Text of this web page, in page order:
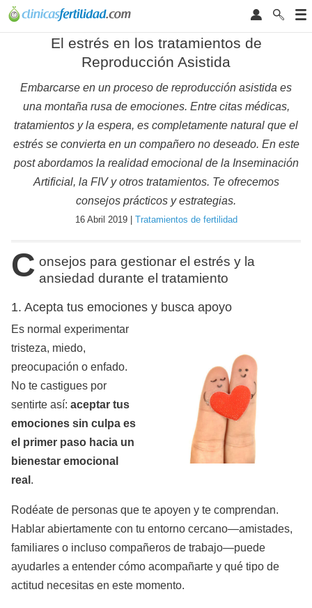
El estrés en los tratamientos de
Reproducción Asistida
Embarcarse en un proceso de reproducción asistida es
una montaña rusa de emociones. Entre citas médicas,
tratamientos y la espera, es completamente natural que el
estrés se convierta en un compañero no deseado. En este
post abordamos la realidad emocional de la Inseminación
Artificial, la FIV y otros tratamientos. Te ofrecemos
consejos prácticos y estrategias.
16 Abril 2019 | Tratamientos de fertilidad
C onsejos para gestionar el estrés y la
ansiedad durante el tratamiento
1. Acepta tus emociones y busca apoyo
Es normal experimentar
tristeza, miedo,
preocupación o enfado.
No te castigues por
sentirte así: aceptar tus
emociones sin culpa es
el primer paso hacia un
bienestar emocional
real .
Rodéate de personas que te apoyen y te comprendan.
Hablar abiertamente con tu entorno cercano—amistades,
familiares o incluso compañeros de trabajo—puede
ayudarles a entender cómo acompañarte y qué tipo de
actitud necesitas en este momento.